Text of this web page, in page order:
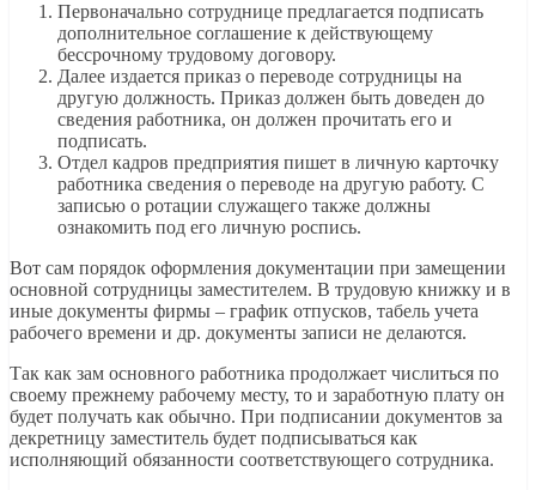
Первоначально сотруднице предлагается подписать
дополнительное соглашение к действующему
бессрочному трудовому договору.
Далее издается приказ о переводе сотрудницы на
другую должность. Приказ должен быть доведен до
сведения работника, он должен прочитать его и
подписать.
Отдел кадров предприятия пишет в личную карточку
работника сведения о переводе на другую работу. С
записью о ротации служащего также должны
ознакомить под его личную роспись.
Вот сам порядок оформления документации при замещении
основной сотрудницы заместителем. В трудовую книжку и в
иные документы фирмы – график отпусков, табель учета
рабочего времени и др. документы записи не делаются.
Так как зам основного работника продолжает числиться по
своему прежнему рабочему месту, то и заработную плату он
будет получать как обычно. При подписании документов за
декретницу заместитель будет подписываться как
исполняющий обязанности соответствующего сотрудника.